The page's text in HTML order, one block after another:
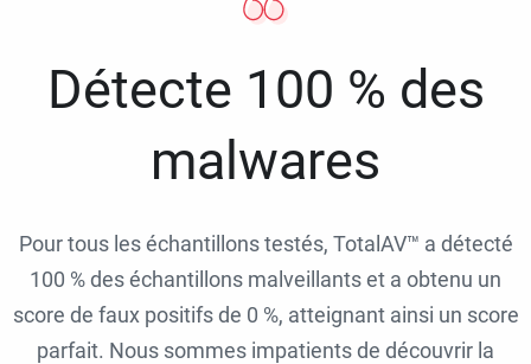
Détecte 100 % des
malwares
Pour tous les échantillons testés, TotalAV™ a détecté
100 % des échantillons malveillants et a obtenu un
score de faux positifs de 0 %, atteignant ainsi un score
parfait. Nous sommes impatients de découvrir la